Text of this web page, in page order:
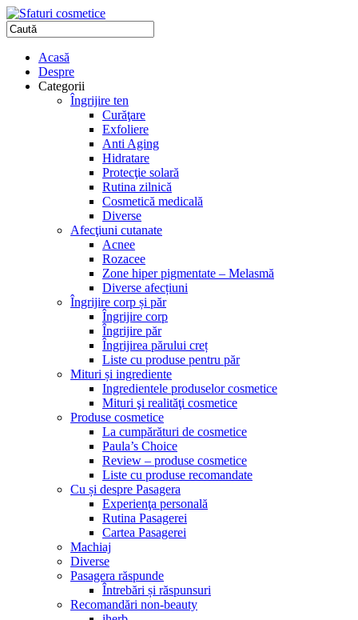
Acasă
Despre
Categorii
Îngrijire ten
Curăţare
Exfoliere
Anti Aging
Hidratare
Protecţie solară
Rutina zilnică
Cosmetică medicală
Diverse
Afecţiuni cutanate
Acnee
Rozacee
Zone hiper pigmentate – Melasmă
Diverse afecțiuni
Îngrijire corp și păr
Îngrijire corp
Îngrijire păr
Îngrijirea părului creț
Liste cu produse pentru păr
Mituri și ingrediente
Ingredientele produselor cosmetice
Mituri şi realităţi cosmetice
Produse cosmetice
La cumpărături de cosmetice
Paula’s Choice
Review – produse cosmetice
Liste cu produse recomandate
Cu și despre Pasagera
Experienţa personală
Rutina Pasagerei
Cartea Pasagerei
Machiaj
Diverse
Pasagera răspunde
Întrebări și răspunsuri
Recomandări non-beauty